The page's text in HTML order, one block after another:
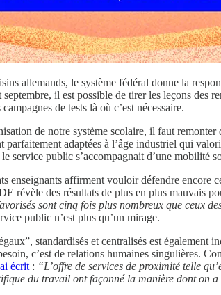
allemands, le système fédéral donne la
il est possible de tirer les leçons des
de tests là où c’est nécessaire.
de notre système scolaire, il faut
parfaitement adaptées à l’âge industriel qui
service public s’accompagnait d’une mobilité
enseignants affirment vouloir défendre encore
révèle des résultats de plus en plus mauvais
sont cinq fois plus nombreux que ceux
public n’est plus qu’un mirage.
standardisés et centralisés est
c’est de relations humaines singulières.
écrit : “L’offre de services de proximité telle
du travail ont façonné la manière dont on